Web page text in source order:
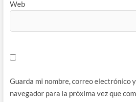
Web
Guarda mi nombre, correo electrónico
navegador para la próxima vez que